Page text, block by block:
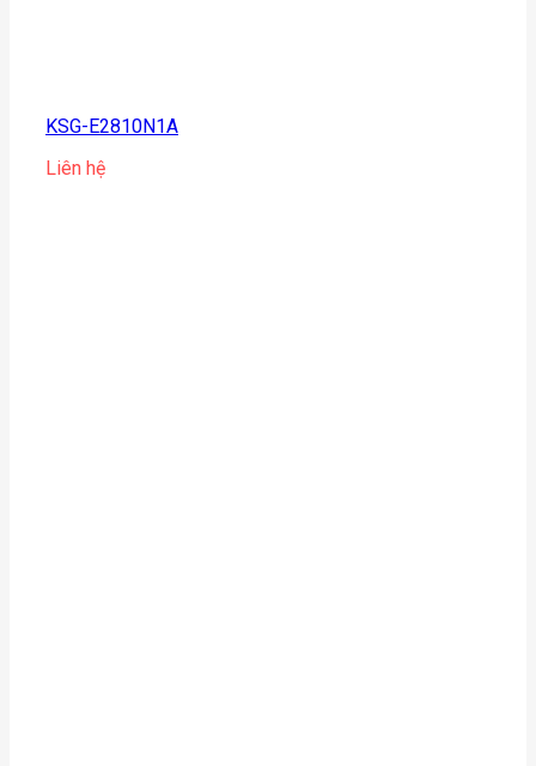
KSG-E2810N1A
Liên hệ